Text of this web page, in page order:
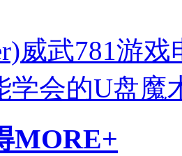
威武781游
学会的U盘魔
MORE+